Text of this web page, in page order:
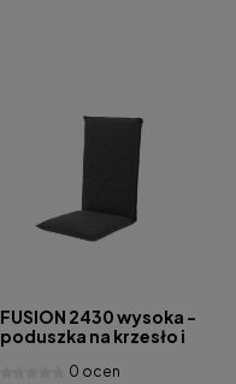
FUSION 2430 wysoka -
poduszka na krzesło i
0 ocen